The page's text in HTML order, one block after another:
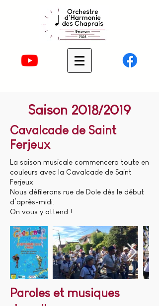
Saison 2018/2019
Cavalcade de Saint
Ferjeux
La saison musicale commencera toute en
couleurs avec la Cavalcade de Saint
Ferjeux
Nous défilerons rue de Dole dès le début
d’après-midi.
On vous y attend !
Paroles et musiques